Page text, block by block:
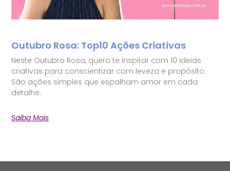
Outubro Rosa: Top10 Ações Criativas
Neste Outubro Rosa, quero te inspirar com 10 ideias
criativas para conscientizar com leveza e propósito.
São ações simples que espalham amor em cada
detalhe.
Saiba Mais